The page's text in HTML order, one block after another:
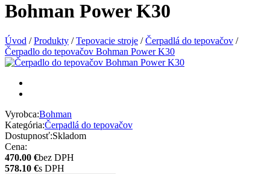
Bohman Power K30
Úvod / Produkty / Tepovacie stroje / Čerpadlá do tepovačov /
Čerpadlo do tepovačov Bohman Power K30
Vyrobca:Bohman
Kategória:Čerpadlá do tepovačov
Dostupnosť:Skladom
Cena:
470.00 €bez DPH
578.10 €s DPH